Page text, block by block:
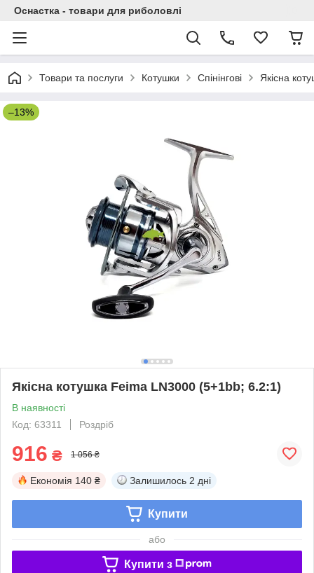
Оснастка - товари для риболовлі
Товари та послуги Котушки Спінінгові Якісна
–13%
Якісна котушка Feima LN3000 (5+1bb; 6.2:1)
В наявності
Код: 63311
Роздріб
916 ₴ 1 056 ₴
Економія 140 ₴ Залишилось 2 дні
Купити
або
Купити з